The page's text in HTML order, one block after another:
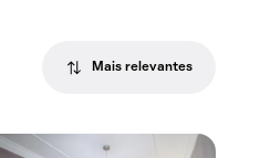
Mais relevantes